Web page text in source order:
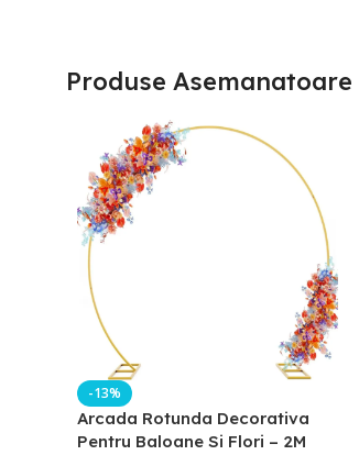
Produse Asemanatoare
-13%
Arcada Rotunda Decorativa
Pentru Baloane Si Flori – 2M